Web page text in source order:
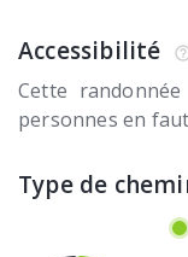
Accessibilité
Cette
personnes en
Type de